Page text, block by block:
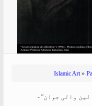
Islamic Art»
والی جوان" -